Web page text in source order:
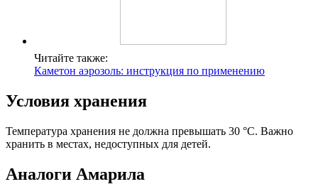
Читайте также:
Каметон аэрозоль: инструкция по применению
Условия хранения
Температура хранения не должна превышать 30 °C. Важно
хранить в местах, недоступных для детей.
Аналоги Амарила